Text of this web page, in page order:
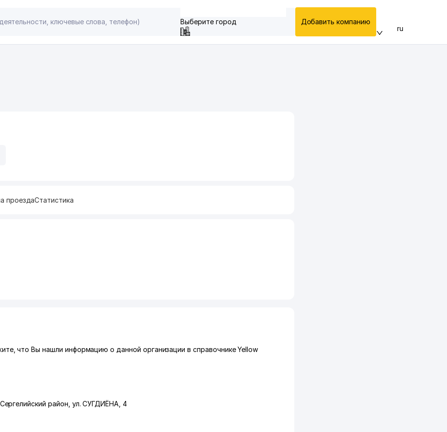
Выберите город Добавить компанию
ru
проездаСтатистика
что Вы нашли информацию о данной организации в справочнике Yellow
Сергелийский район ул. СУГДИЁНА , 4